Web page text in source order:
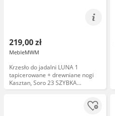
219,00 zł
MebleMWM
Krzesło do jadalni LUNA 1
tapicerowane + drewniane nogi
Kasztan, Soro 23 SZYBKA
WYSYŁKA